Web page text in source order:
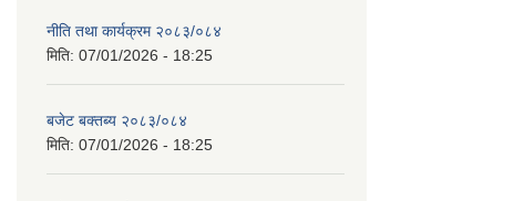
नीति तथा कार्यक्रम २०८३/०८४
मिति: 07/01/2026 - 18:25
बजेट बक्तब्य २०८३/०८४
मिति: 07/01/2026 - 18:25